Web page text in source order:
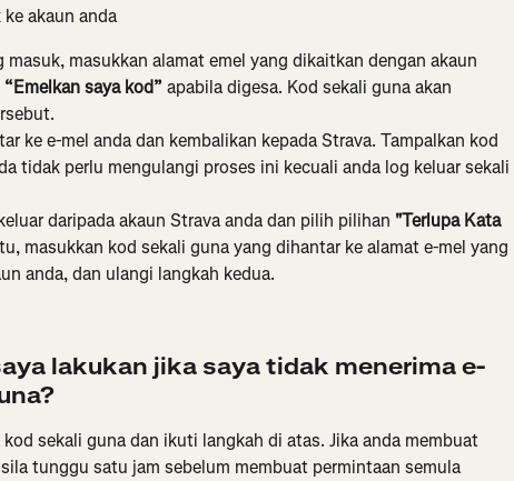
akaun anda
masuk, masukkan alamat emel yang dikaitkan dengan akaun
“Emelkan saya kod” apabila digesa. Kod sekali guna akan
ke e-mel anda dan kembalikan kepada Strava. Tampalkan kod
tidak perlu mengulangi proses ini kecuali anda log keluar sekali
daripada akaun Strava anda dan pilih pilihan "Terlupa Kata
masukkan kod sekali guna yang dihantar ke alamat e-mel yang
anda, dan ulangi langkah kedua.
lakukan jika saya tidak menerima e-
sekali guna dan ikuti langkah di atas. Jika anda membuat
tunggu satu jam sebelum membuat permintaan semula